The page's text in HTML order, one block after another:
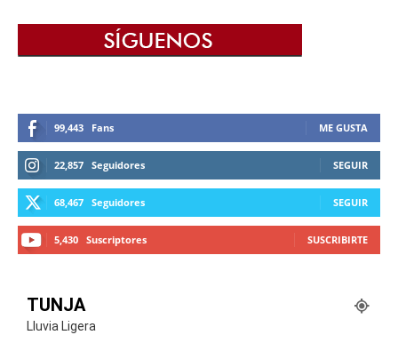
99,443 Fans ME GUSTA
22,857 Seguidores SEGUIR
68,467 Seguidores SEGUIR
5,430 Suscriptores SUSCRIBIRTE
TUNJA
Lluvia Ligera